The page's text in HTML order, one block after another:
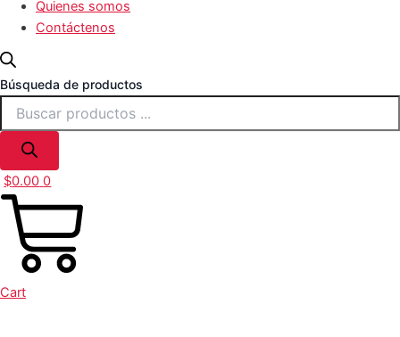
Quienes somos
Contáctenos
Búsqueda de productos
$0.00 0
Cart